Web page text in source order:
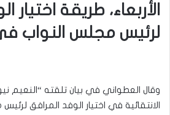
الأربعاء، طريقة اختيار
لرئيس مجلس النواب في
وقال العطواني في بيان تلقته “النعيم
الانتقائية في اختيار الوفد المرافق